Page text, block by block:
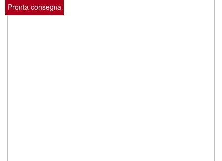
Pronta consegna